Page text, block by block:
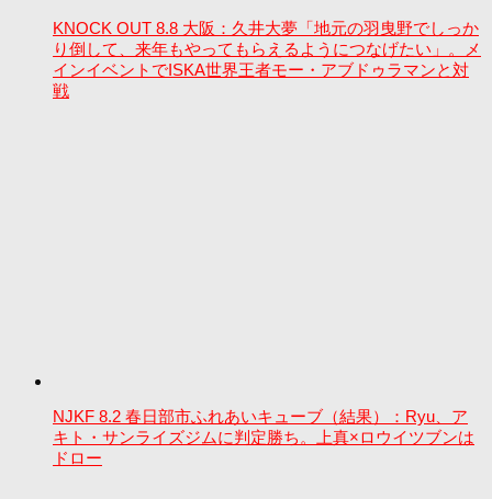
KNOCK OUT 8.8 大阪：久井大夢「地元の羽曳野でしっか
り倒して、来年もやってもらえるようにつなげたい」。メ
インイベントでISKA世界王者モー・アブドゥラマンと対
戦
NJKF 8.2 春日部市ふれあいキューブ（結果）：Ryu、ア
キト・サンライズジムに判定勝ち。上真×ロウイツブンは
ドロー